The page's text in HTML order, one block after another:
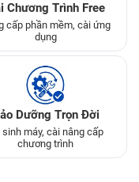
Chương Trình Free
cấp phần mềm, cài ứng
dụng
Dưỡng Trọn Đời
sinh máy, cài nâng cấp
chương trình